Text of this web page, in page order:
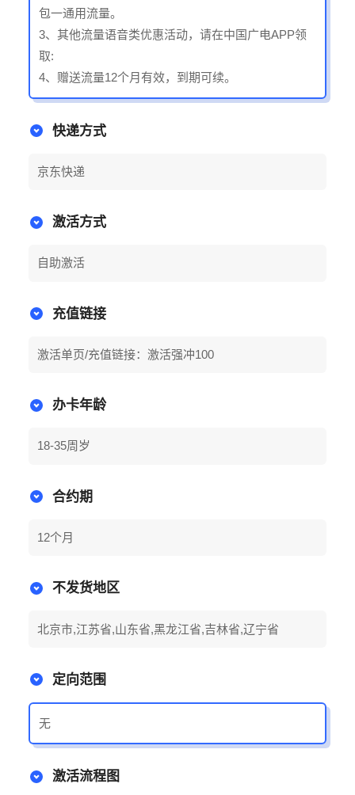
包一通用流量。
3、其他流量语音类优惠活动，请在中国广电APP领
取:
4、赠送流量12个月有效，到期可续。
快递方式
京东快递
激活方式
自助激活
充值链接
激活单页/充值链接：激活强冲100
办卡年龄
18-35周岁
合约期
12个月
不发货地区
北京市,江苏省,山东省,黑龙江省,吉林省,辽宁省
定向范围
无
激活流程图